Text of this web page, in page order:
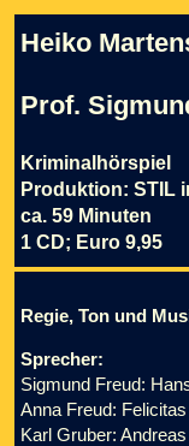
Heiko
Prof.
Kriminalhörspiel
Produktion: STIL
ca. 59 Minuten
1 CD; Euro 9,95
Regie, Ton und
Sprecher:
Sigmund Freud:
Anna Freud:
Karl Gruber: